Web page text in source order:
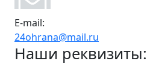
E-mail:
24ohrana@mail.ru
Наши реквизиты: